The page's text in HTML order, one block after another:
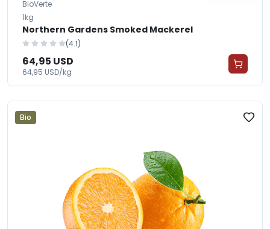
BioVerte
1kg
Northern Gardens Smoked Mackerel
(4.1)
64,95 USD
64,95 USD/kg
Bio